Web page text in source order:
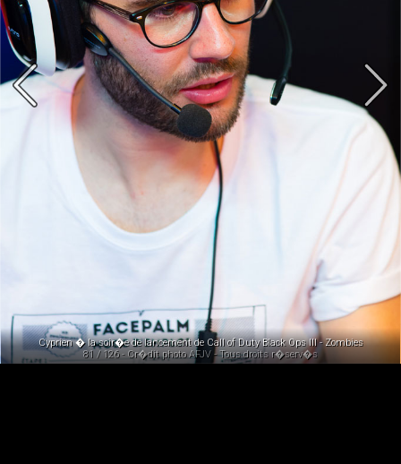
Cyprien � la soir�e de lancement de Call of Duty Black Ops III - Zombies
81 / 126 - Cr�dit photo AFJV - Tous droits r�serv�s